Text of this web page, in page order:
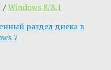
/Windows 8/8.1
раздел диска в
7